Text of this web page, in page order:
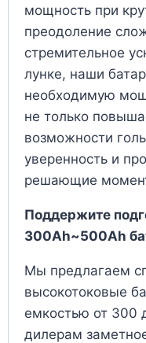
мощность при
преодоление
стремительное
лунке, наши
необходимую
не только
возможности
уверенность и
решающие
Поддержите
300Ah~500Ah
Мы предлагаем
высокотоковые
емкостью от 300
дилерам